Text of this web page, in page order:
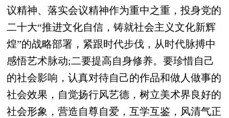
议精神、落实会议精神作为重中之重，投身党的
二十大“推进文化自信，铸就社会主义文化新辉
煌”的战略部署，紧跟时代步伐，从时代脉搏中
感悟艺术脉动;二要提高自身修养。要珍惜自己
的社会影响，认真对待自己的作品和做人做事的
社会效果，自觉扬行风艺德，树立美术界良好的
社会形象，营造自尊自爱，互学互鉴，风清气正